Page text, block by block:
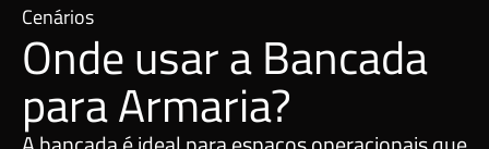
Cenários
Onde usar a Bancada
para Armaria?